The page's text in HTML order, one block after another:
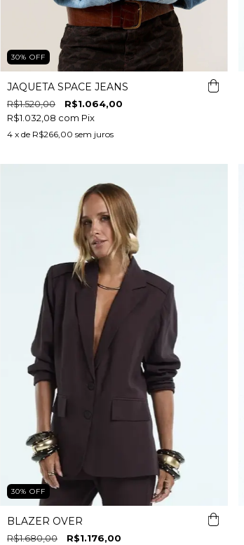
30% OFF
JAQUETA SPACE JEANS
R$1.520,00
R$1.064,00
R$1.032,08 com Pix
4 x de R$266,00 sem juros
30% OFF
BLAZER OVER
R$1.680,00
R$1.176,00